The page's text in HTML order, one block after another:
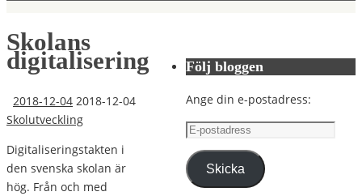
Skolans
digitalisering
2018-12-04 2018-12-04
Skolutveckling
Digitaliseringstakten i
den svenska skolan är
hög. Från och med
Följ bloggen
Ange din e-postadress:
E-
postadress
Skicka